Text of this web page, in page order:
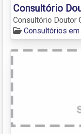
Consultório
Consultório Doutor
Consultórios